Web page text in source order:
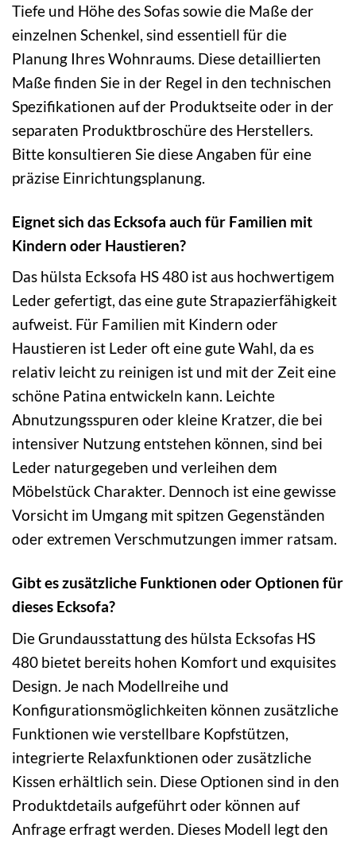
Tiefe und Höhe des Sofas sowie die Maße der
einzelnen Schenkel, sind essentiell für die
Planung Ihres Wohnraums. Diese detaillierten
Maße finden Sie in der Regel in den technischen
Spezifikationen auf der Produktseite oder in der
separaten Produktbroschüre des Herstellers.
Bitte konsultieren Sie diese Angaben für eine
präzise Einrichtungsplanung.
Eignet sich das Ecksofa auch für Familien mit
Kindern oder Haustieren?
Das hülsta Ecksofa HS 480 ist aus hochwertigem
Leder gefertigt, das eine gute Strapazierfähigkeit
aufweist. Für Familien mit Kindern oder
Haustieren ist Leder oft eine gute Wahl, da es
relativ leicht zu reinigen ist und mit der Zeit eine
schöne Patina entwickeln kann. Leichte
Abnutzungsspuren oder kleine Kratzer, die bei
intensiver Nutzung entstehen können, sind bei
Leder naturgegeben und verleihen dem
Möbelstück Charakter. Dennoch ist eine gewisse
Vorsicht im Umgang mit spitzen Gegenständen
oder extremen Verschmutzungen immer ratsam.
Gibt es zusätzliche Funktionen oder Optionen für
dieses Ecksofa?
Die Grundausstattung des hülsta Ecksofas HS
480 bietet bereits hohen Komfort und exquisites
Design. Je nach Modellreihe und
Konfigurationsmöglichkeiten können zusätzliche
Funktionen wie verstellbare Kopfstützen,
integrierte Relaxfunktionen oder zusätzliche
Kissen erhältlich sein. Diese Optionen sind in den
Produktdetails aufgeführt oder können auf
Anfrage erfragt werden. Dieses Modell legt den